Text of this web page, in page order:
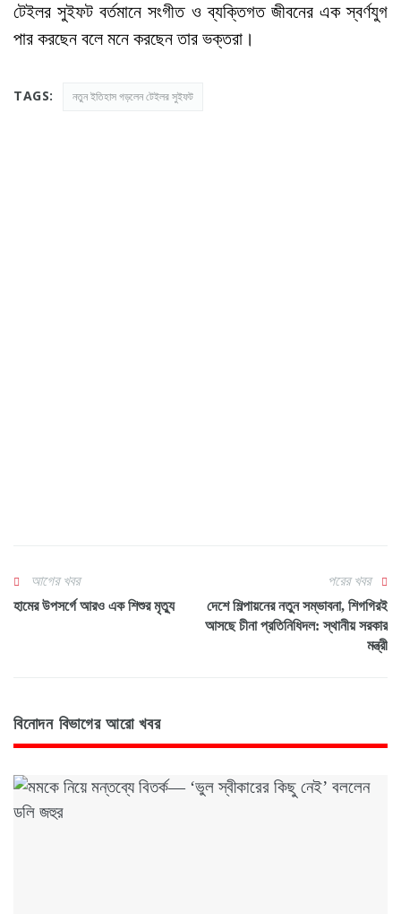
টেইলর সুইফট বর্তমানে সংগীত ও ব্যক্তিগত জীবনের এক স্বর্ণযুগ
পার করছেন বলে মনে করছেন তার ভক্তরা।
TAGS: নতুন ইতিহাস গড়লেন টেইলর সুইফট
আগের খবর
হামের উপসর্গে আরও এক শিশুর মৃত্যু
পরের খবর
দেশে শিল্পায়নের নতুন সম্ভাবনা, শিগগিরই
আসছে চীনা প্রতিনিধিদল: স্থানীয় সরকার
মন্ত্রী
বিনোদন বিভাগের আরো খবর